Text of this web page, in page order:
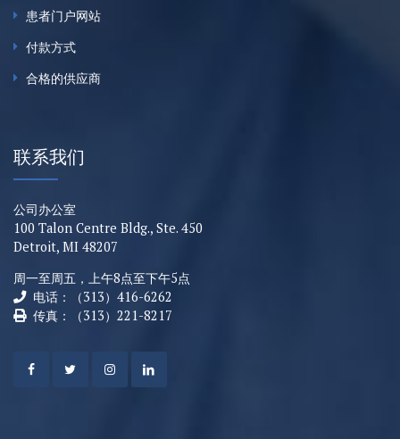
患者门户网站
付款方式
合格的供应商
联系我们
公司办公室
100 Talon Centre Bldg., Ste. 450
Detroit, MI 48207
周一至周五，上午8点至下午5点
电话：（313）416-6262
传真：（313）221-8217